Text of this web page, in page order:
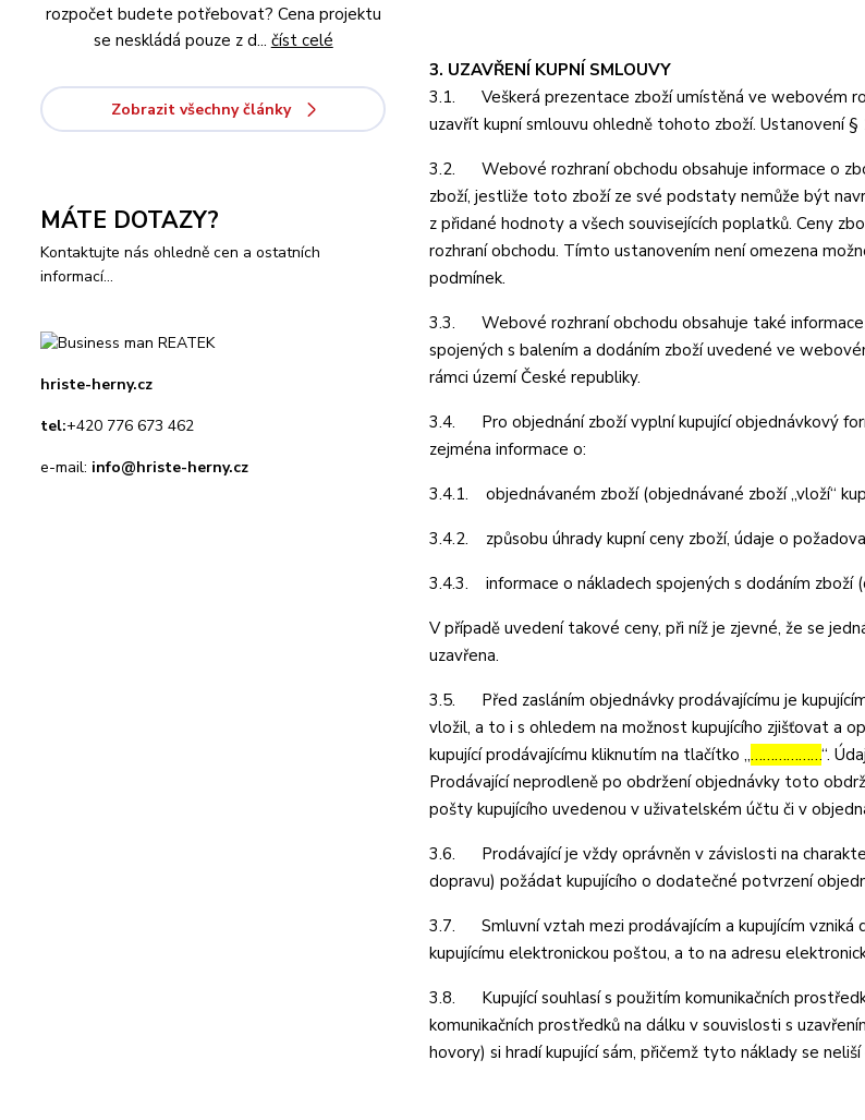
rozpočet budete potřebovat? Cena projektu
se neskládá pouze z d... číst celé
Zobrazit všechny články
MÁTE DOTAZY?
Kontaktujte nás ohledně cen a ostatních
informací...
hriste-herny.cz
tel:+420 776 673 462
e-mail: info@hriste-herny.cz
3. UZAVŘENÍ KUPNÍ SMLOUVY
3.1. Veškerá prezentace zboží umístěná ve webovém
uzavřít kupní smlouvu ohledně tohoto zboží. Ustanovení
3.2. Webové rozhraní obchodu obsahuje informace o
zboží, jestliže toto zboží ze své podstaty nemůže být
z přidané hodnoty a všech souvisejících poplatků. Ceny
rozhraní obchodu. Tímto ustanovením není omezena
podmínek.
3.3. Webové rozhraní obchodu obsahuje také informace
spojených s balením a dodáním zboží uvedené ve
rámci území České republiky.
3.4. Pro objednání zboží vyplní kupující objednávkový
zejména informace o:
3.4.1. objednávaném zboží (objednávané zboží „vloží“
3.4.2. způsobu úhrady kupní ceny zboží, údaje o
3.4.3. informace o nákladech spojených s dodáním zboží
V případě uvedení takové ceny, při níž je zjevné, že se
uzavřena.
3.5. Před zasláním objednávky prodávajícímu je
vložil, a to i s ohledem na možnost kupujícího zjišťovat a
kupující prodávajícímu kliknutím na tlačítko „………………“.
Prodávající neprodleně po obdržení objednávky toto
pošty kupujícího uvedenou v uživatelském účtu či v
3.6. Prodávající je vždy oprávněn v závislosti na
dopravu) požádat kupujícího o dodatečné potvrzení
3.7. Smluvní vztah mezi prodávajícím a kupujícím vzniká
kupujícímu elektronickou poštou, a to na adresu
3.8. Kupující souhlasí s použitím komunikačních
komunikačních prostředků na dálku v souvislosti s
hovory) si hradí kupující sám, přičemž tyto náklady se neliší